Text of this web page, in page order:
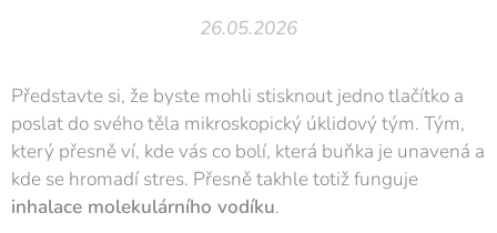
26.05.2026
Představte si, že byste mohli stisknout jedno tlačítko a
poslat do svého těla mikroskopický úklidový tým. Tým,
který přesně ví, kde vás co bolí, která buňka je unavená a
kde se hromadí stres. Přesně takhle totiž funguje
inhalace molekulárního vodíku.